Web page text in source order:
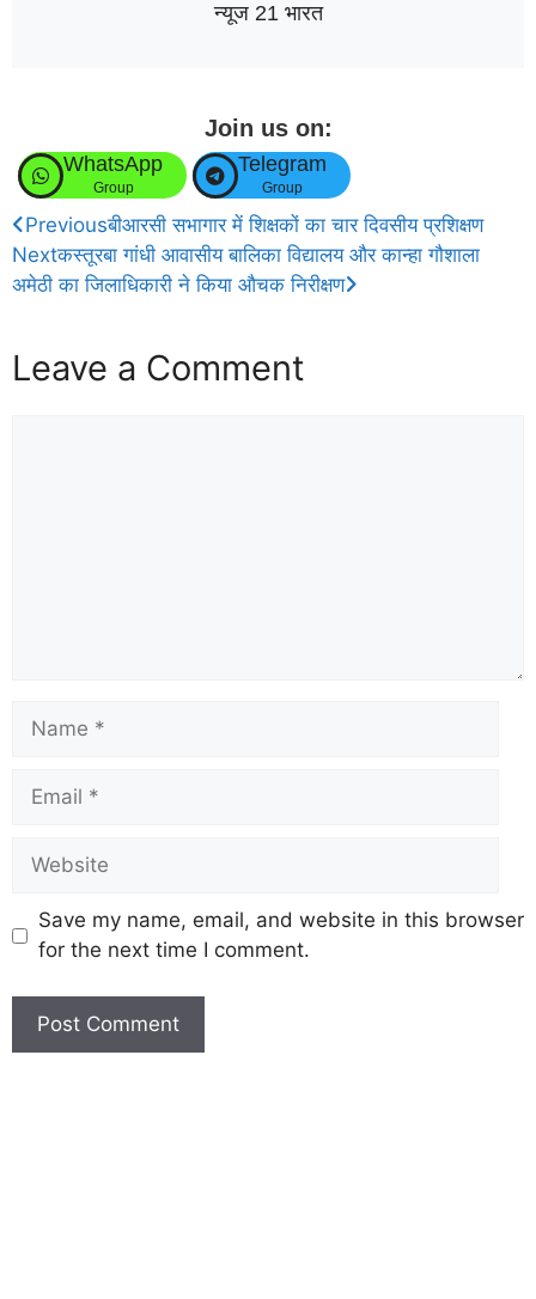
न्यूज 21 भारत
Join us on:
WhatsApp
Group
Telegram
Group
Previousबीआरसी सभागार में शिक्षकों का चार दिवसीय प्रशिक्षण
Nextकस्तूरबा गांधी आवासीय बालिका विद्यालय और कान्हा गौशाला
अमेठी का जिलाधिकारी ने किया औचक निरीक्षण
Leave a Comment
Save my name, email, and website in this browser
for the next time I comment.